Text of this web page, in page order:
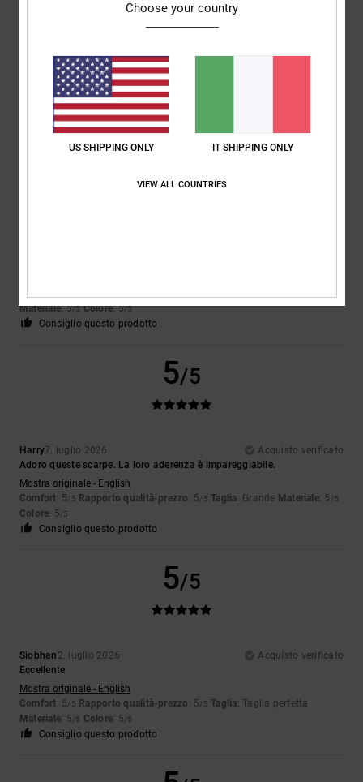
9. luglio 2026
Acquisto verificato
Erano proprio quello che voleva mio figlio
Mostra originale - English
Comfort: 5/5 Rapporto qualità-prezzo
Materiale: 5/5 Colore: 5/5
Consiglio questo prodotto
5/5
Materiale: 5/5 Colore: 5/5
Consiglio questo prodotto
5/5
Harry7. luglio 2026
Acquisto verificato
Adoro queste scarpe. La loro aderenza è impareggiabile.
Mostra originale - English
Comfort: 5/5 Rapporto qualità-prezzo : 5/5 Taglia: Grande Materiale: 5 /5
Colore: 5/5
Consiglio questo prodotto
5/5
Siobhan 2. luglio 2026
Acquisto verificato
Eccellente
Mostra originale - English
Comfort: 5/5 Rapporto qualità-prezzo : 5/5 Taglia: Taglia perfetta
Materiale: 5/5 Colore: 5/5
Consiglio questo prodotto
Choose your country
US SHIPPING ONLY IT SHIPPING ONLY
VIEW ALL COUNTRIES